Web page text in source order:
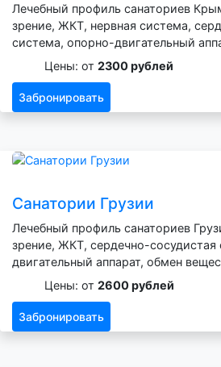
Лечебный профиль санаториев
зрение, ЖКТ, нервная система,
система, опорно-двигательный
Цены: от 2300 рублей
Забронировать
Санатории Грузии
Лечебный профиль санаториев
зрение, ЖКТ, сердечно-
двигательный аппарат, обмен
Цены: от 2600 рублей
Забронировать